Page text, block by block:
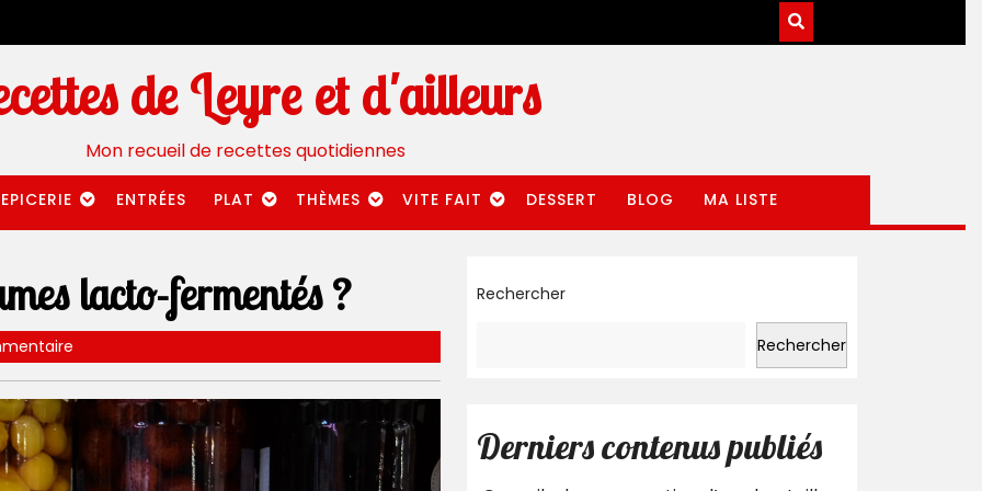
de Leyre et d'ailleurs
Mon recueil de recettes quotidiennes
EPICERIE ENTRÉES PLAT THÈMES VITE FAIT DESSERT BLOG MA LISTE
lacto-fermentés ? Rechercher
Rechercher
Derniers contenus publiés